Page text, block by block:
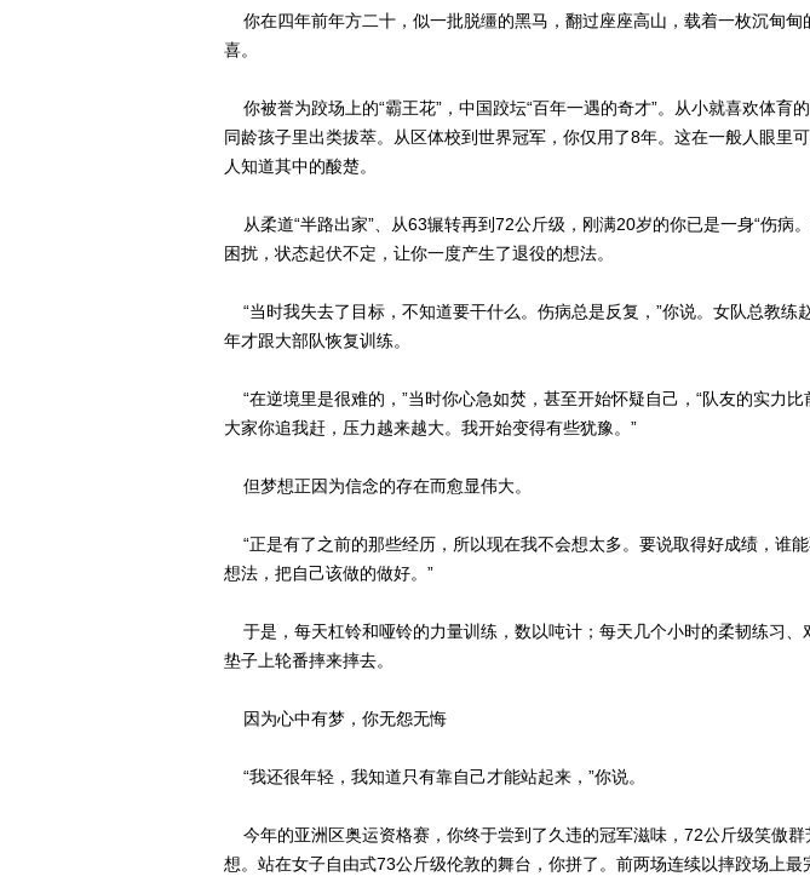
你在四年前年方二十，似一批脱缰的黑马，翻过座座高山，载着一枚沉甸甸
喜。
你被誉为跤场上的“霸王花”，中国跤坛“百年一遇的奇才”。从小就喜欢体育
同龄孩子里出类拔萃。从区体校到世界冠军，你仅用了8年。这在一般人眼里
人知道其中的酸楚。
从柔道“半路出家”、从63辗转再到72公斤级，刚满20岁的你已是一身“伤病
困扰，状态起伏不定，让你一度产生了退役的想法。
“当时我失去了目标，不知道要干什么。伤病总是反复，”你说。女队总教练
年才跟大部队恢复训练。
“在逆境里是很难的，”当时你心急如焚，甚至开始怀疑自己，“队友的实力比
大家你追我赶，压力越来越大。我开始变得有些犹豫。”
但梦想正因为信念的存在而愈显伟大。
“正是有了之前的那些经历，所以现在我不会想太多。要说取得好成绩，谁
想法，把自己该做的做好。”
于是，每天杠铃和哑铃的力量训练，数以吨计；每天几个小时的柔韧练习、
垫子上轮番摔来摔去。
因为心中有梦，你无怨无悔
“我还很年轻，我知道只有靠自己才能站起来，”你说。
今年的亚洲区奥运资格赛，你终于尝到了久违的冠军滋味，72公斤级笑傲群
想。站在女子自由式73公斤级伦敦的舞台，你拼了。前两场连续以摔跤场上